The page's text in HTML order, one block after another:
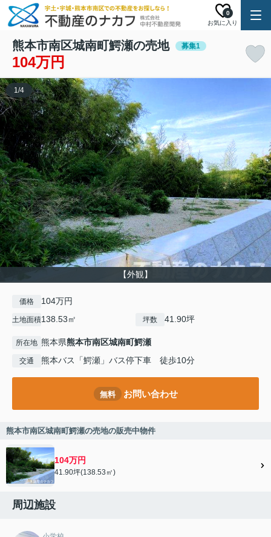
お気に入り
0
熊本市南区城南町鰐瀬の売地 募集1
104万円
【外観】
1/4
価格 104万円
土地面積138.53㎡ 坪数 41.90坪
所在地 熊本県熊本市南区城南町鰐瀬
交通 熊本バス「鰐瀬」バス停下車 徒歩10分
無料 お問い合わせ
熊本市南区城南町鰐瀬の売地の販売中物件
104万円
41.90坪(138.53㎡)
周辺施設